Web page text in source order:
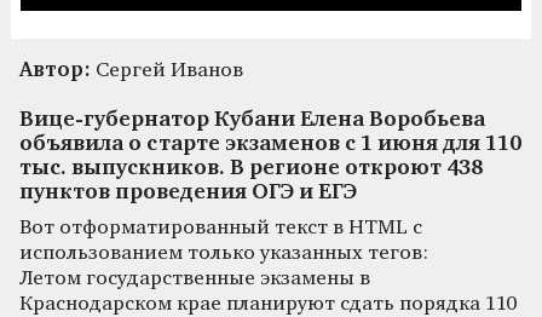
Автор: Сергей Иванов
Вице-губернатор Кубани Елена Воробьева
объявила о старте экзаменов с 1 июня для 110
тыс. выпускников. В регионе откроют 438
пунктов проведения ОГЭ и ЕГЭ
Вот отформатированный текст в HTML с
использованием только указанных тегов:
Летом государственные экзамены в
Краснодарском крае планируют сдать порядка 110